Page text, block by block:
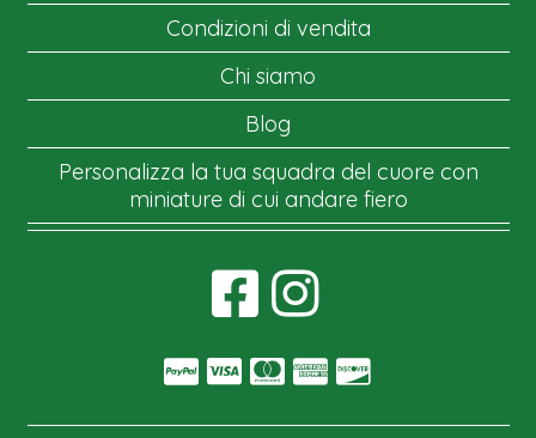
Condizioni di vendita
Chi siamo
Blog
Personalizza la tua squadra del cuore con
miniature di cui andare fiero